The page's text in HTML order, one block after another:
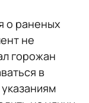
о раненых
не
горожан
в